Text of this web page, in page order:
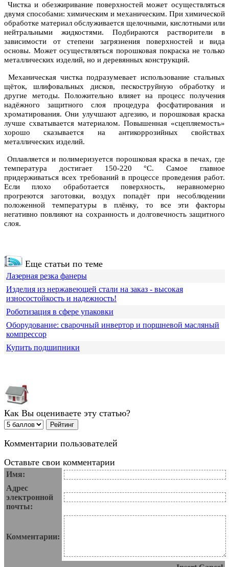
Чистка и обезжиривание поверхностей может осуществляться
двумя способами: химическим и механическим. При химической
обработке материал обслуживается щелочными, кислотными или
нейтральными жидкостями. Подбираются растворители в
зависимости от степени загрязнения поверхностей и вида
основы. Может осуществляться порошковая покраска не только
металлических изделий, но и деревянных конструкций.
Механическая чистка подразумевает использование стальных
щёток, шлифовальных дисков, пескоструйную обработку и
другие методы. Положительно влияет на процесс получения
надёжного защитного слоя процедура фосфатирования и
хроматирования. Они улучшают адгезию, и порошковая краска
лучше схватывается материалом. Повышенная «сцепляемость»
хорошо сказывается на антикоррозийных свойствах
металлических изделий.
Оплавляется и полимеризуется порошковая краска в печах, где
температура достигает 150-220 °С. Самое главное
придерживаться всех требований в процессе проведения работ.
Если плохо обработается поверхность, неравномерно
прогреются заготовки, воздух попадёт при несоблюдении
положенной температуры в плёнку, то все эти факторы
негативно повлияют на сохранность и долговечность защитного
слоя.
Еще статьи по теме
Лазерная резка фанеры
Изделия из нержавеющей стали на заказ - высокая
износостойкость и надежность!
Роботизация в сфере упаковки
Оборудование: сварочный инвертор и поршневой масляный
компрессор
Купить подшипники
Как Вы оцениваете эту статью?
Комментарии пользователей
Оставьте свои комментарии
Имя:
Адрес
электронной
почты:
Комментарии: